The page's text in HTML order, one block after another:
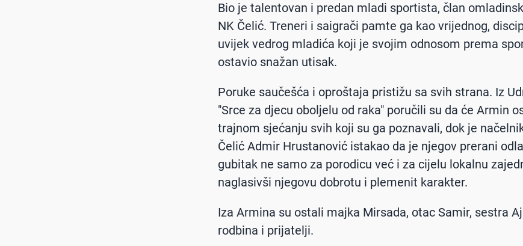
Bio je talentovan i predan mladi sportista, član
NK Čelić. Treneri i saigrači pamte ga kao vrijednog,
uvijek vedrog mladića koji je svojim odnosom prema
ostavio snažan utisak.
Poruke saučešća i oproštaja pristižu sa svih strana. Iz
"Srce za djecu oboljelu od raka" poručili su da će Armin
trajnom sjećanju svih koji su ga poznavali, dok je
Čelić Admir Hrustanović istakao da je njegov prerani
gubitak ne samo za porodicu već i za cijelu lokalnu
naglasivši njegovu dobrotu i plemenit karakter.
Iza Armina su ostali majka Mirsada, otac Samir, sestra
rodbina i prijatelji.